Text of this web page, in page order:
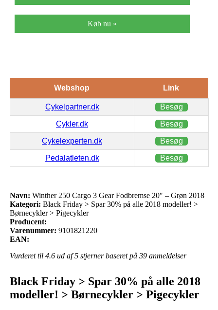
Køb nu »
Webshop Link
Cykelpartner.dk Besøg
Cykler.dk Besøg
Cykelexperten.dk Besøg
Pedalatleten.dk Besøg
Navn: Winther 250 Cargo 3 Gear Fodbremse 20″ – Grøn 2018
Kategori: Black Friday > Spar 30% på alle 2018 modeller! >
Børnecykler > Pigecykler
Producent:
Varenummer: 9101821220
EAN:
Vurderet til 4.6 ud af 5 stjerner baseret på 39 anmeldelser
Black Friday > Spar 30% på alle 2018
modeller! > Børnecykler > Pigecykler